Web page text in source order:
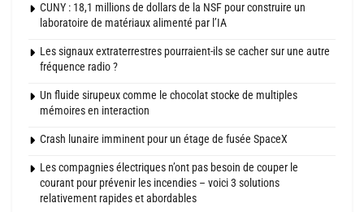
CUNY : 18,1 millions de dollars de la NSF pour construire un
laboratoire de matériaux alimenté par l’IA
Les signaux extraterrestres pourraient-ils se cacher sur une autre
fréquence radio ?
Un fluide sirupeux comme le chocolat stocke de multiples
mémoires en interaction
Crash lunaire imminent pour un étage de fusée SpaceX
Les compagnies électriques n’ont pas besoin de couper le
courant pour prévenir les incendies – voici 3 solutions
relativement rapides et abordables